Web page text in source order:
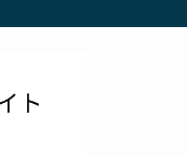
い